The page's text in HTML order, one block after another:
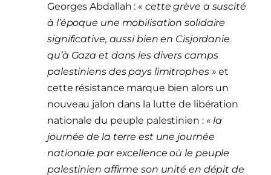
Georges Abdallah : « cette grève a suscité
à l’époque une mobilisation solidaire
significative, aussi bien en Cisjordanie
qu’à Gaza et dans les divers camps
palestiniens des pays limitrophes »et
cette résistance marque bien alors un
nouveau jalon dans la lutte de libération
nationale du peuple palestinien : « la
journée de la terre est une journée
nationale par excellence où le peuple
palestinien affirme son unité en dépit de